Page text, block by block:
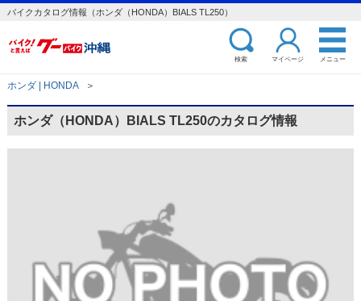
バイクカタログ情報（ホンダ（HONDA）BIALS TL250）
検索 マイページ メニュー
ホンダ | HONDA ＞
ホンダ（HONDA）BIALS TL250のカタログ情報